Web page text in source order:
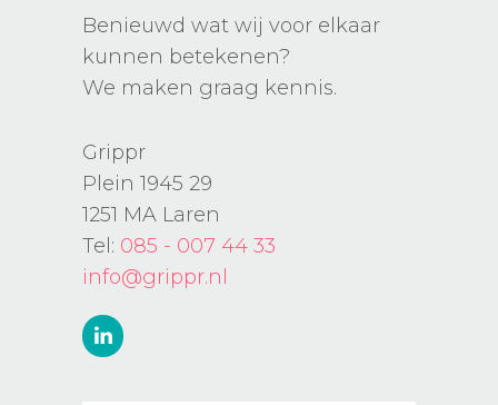
Benieuwd wat wij voor elkaar
kunnen betekenen?
We maken graag kennis.
Grippr
Plein 1945 29
1251 MA Laren
Tel: 085 - 007 44 33
info@grippr.nl